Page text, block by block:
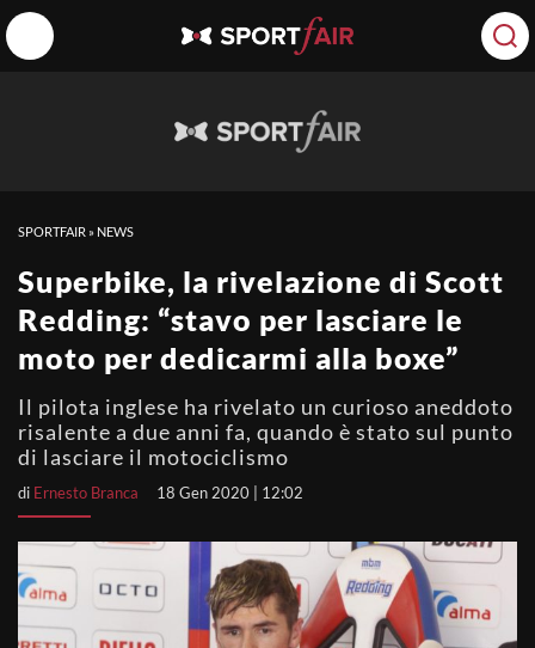
SPORTFAIR » NEWS
Superbike, la rivelazione di Scott
Redding: “stavo per lasciare le
moto per dedicarmi alla boxe”
Il pilota inglese ha rivelato un curioso aneddoto
risalente a due anni fa, quando è stato sul punto
di lasciare il motociclismo
di Ernesto Branca 18 Gen 2020 | 12:02